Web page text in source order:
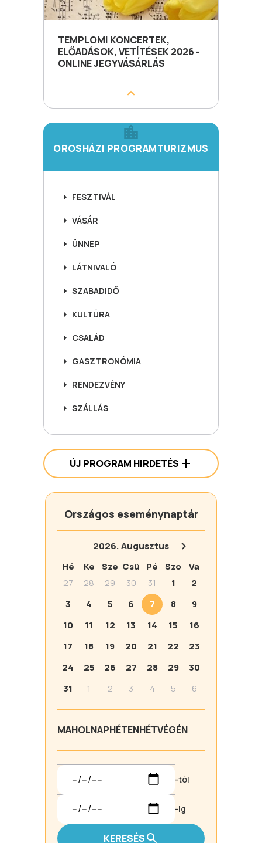
TEMPLOMI KONCERTEK,
ELŐADÁSOK, VETÍTÉSEK 2026 -
ONLINE JEGYVÁSÁRLÁS
OROSHÁZI PROGRAMTURIZMUS
FESZTIVÁL
VÁSÁR
ÜNNEP
LÁTNIVALÓ
SZABADIDŐ
KULTÚRA
CSALÁD
GASZTRONÓMIA
RENDEZVÉNY
SZÁLLÁS
ÚJ PROGRAM HIRDETÉS
Országos eseménynaptár
2026.Augusztus
Hé
Ke Sze Csü Pé Szo
Va
27
28 29 30 31 1
2
3
4 5 6 7 8
9
10
11 12 13 14 15
16
17
18 19 20 21 22
23
24
25 26 27 28 29
30
31
1 2 3 4 5 6
MAHOLNAPHÉTENHÉTVÉGÉN
-tól
-ig
KERESÉS